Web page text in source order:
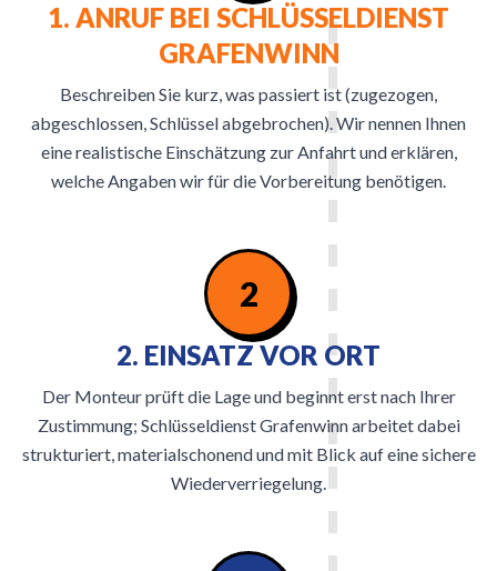
1. ANRUF BEI SCHLÜSSELDIENST
GRAFENWINN
Beschreiben Sie kurz, was passiert ist (zugezogen,
abgeschlossen, Schlüssel abgebrochen). Wir nennen Ihnen
eine realistische Einschätzung zur Anfahrt und erklären,
welche Angaben wir für die Vorbereitung benötigen.
2
2. EINSATZ VOR ORT
Der Monteur prüft die Lage und beginnt erst nach Ihrer
Zustimmung; Schlüsseldienst Grafenwinn arbeitet dabei
strukturiert, materialschonend und mit Blick auf eine sichere
Wiederverriegelung.